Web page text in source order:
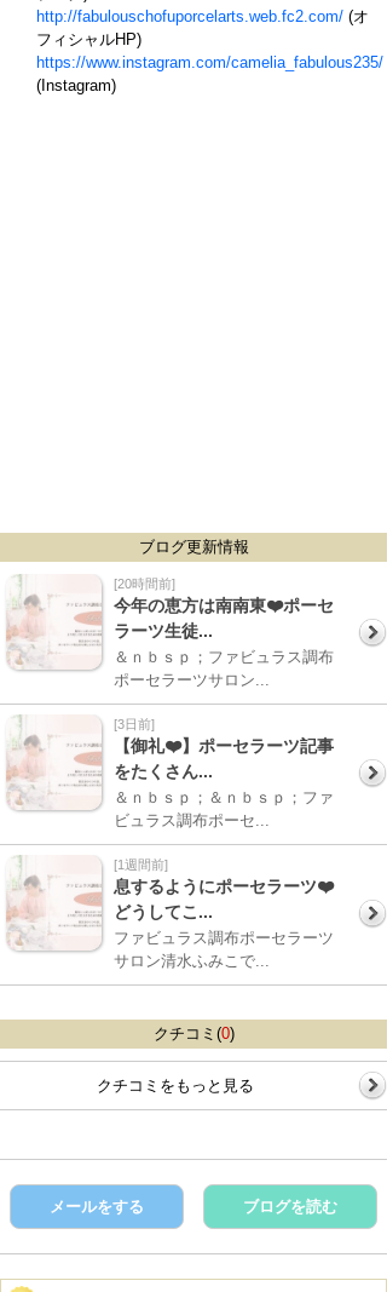
http://fabulouschofuporcelarts.web.fc2.com/ (オ
フィシャルHP)
https://www.instagram.com/camelia_fabulous235/
(Instagram)
ブログ更新情報
[20時間前]
今年の恵方は南南東❤️ポーセ
ラーツ生徒...
＆ｎｂｓｐ；ファビュラス調布
ポーセラーツサロン...
[3日前]
【御礼❤️】ポーセラーツ記事
をたくさん...
＆ｎｂｓｐ；＆ｎｂｓｐ；ファ
ビュラス調布ポーセ...
[1週間前]
息するようにポーセラーツ❤️
どうしてこ...
ファビュラス調布ポーセラーツ
サロン清水ふみこで...
クチコミ(0)
クチコミをもっと見る
メールをする ブログを読む